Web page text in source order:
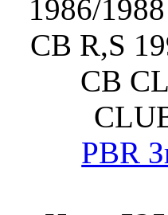
1986/
CB R,S
CB
PBR